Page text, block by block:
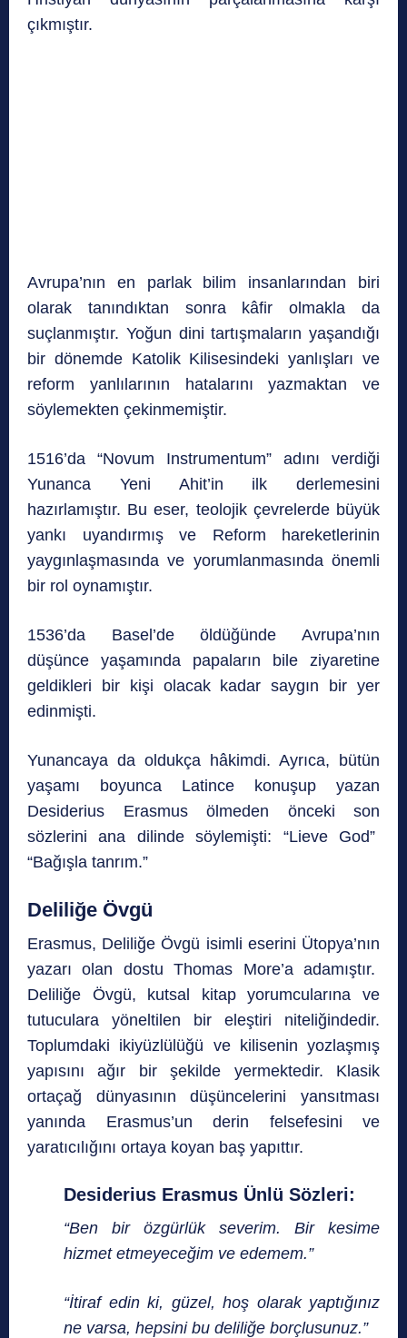
çıkmıştır.
Avrupa’nın en parlak bilim insanlarından biri
olarak tanındıktan sonra kâfir olmakla da
suçlanmıştır. Yoğun dini tartışmaların yaşandığı
bir dönemde Katolik Kilisesindeki yanlışları ve
reform yanlılarının hatalarını yazmaktan ve
söylemekten çekinmemiştir.
1516’da “Novum Instrumentum” adını verdiği
Yunanca Yeni Ahit’in ilk derlemesini
hazırlamıştır. Bu eser, teolojik çevrelerde büyük
yankı uyandırmış ve Reform hareketlerinin
yaygınlaşmasında ve yorumlanmasında önemli
bir rol oynamıştır.
1536’da Basel’de öldüğünde Avrupa’nın
düşünce yaşamında papaların bile ziyaretine
geldikleri bir kişi olacak kadar saygın bir yer
edinmişti.
Yunancaya da oldukça hâkimdi. Ayrıca, bütün
yaşamı boyunca Latince konuşup yazan
Desiderius Erasmus ölmeden önceki son
sözlerini ana dilinde söylemişti: “Lieve God”
“Bağışla tanrım.”
Deliliğe Övgü
Erasmus, Deliliğe Övgü isimli eserini Ütopya’nın
yazarı olan dostu Thomas More’a adamıştır.
Deliliğe Övgü, kutsal kitap yorumcularına ve
tutuculara yöneltilen bir eleştiri niteliğindedir.
Toplumdaki ikiyüzlülüğü ve kilisenin yozlaşmış
yapısını ağır bir şekilde yermektedir. Klasik
ortaçağ dünyasının düşüncelerini yansıtması
yanında Erasmus’un derin felsefesini ve
yaratıcılığını ortaya koyan baş yapıttır.
Desiderius Erasmus Ünlü Sözleri:
“Ben bir özgürlük severim. Bir kesime
hizmet etmeyeceğim ve edemem.”
“İtiraf edin ki, güzel, hoş olarak yaptığınız
ne varsa, hepsini bu deliliğe borçlusunuz.”